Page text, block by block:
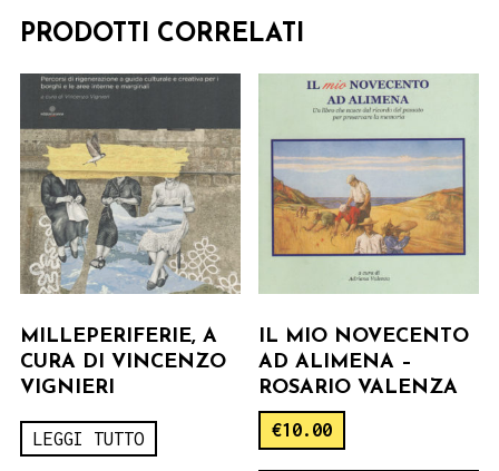
PRODOTTI CORRELATI
MILLEPERIFERIE, A
CURA DI VINCENZO
VIGNIERI
LEGGI TUTTO
IL MIO NOVECENTO
AD ALIMENA –
ROSARIO VALENZA
€10.00